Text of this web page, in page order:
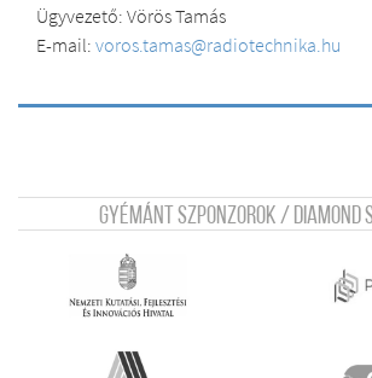
Ügyvezető: Vörös Tamás
E-mail: voros.tamas@radiotechnika.hu
Gyémánt szponzorok / Diamond